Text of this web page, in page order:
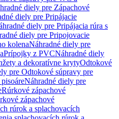
diely pre Zápachové
diely pre Pripájacie
diely pre Pripájacia rúra s
diely pre Pripojovacie
kolenaNáhradné diely pre
Prípojky z PVCNáhradné diely
a dekoratívne krytyOdtokové
pre Odtokové súpravy pre
Náhradné diely pre
Rúrkové zápachové
zápachové
rúrok a splachovacích